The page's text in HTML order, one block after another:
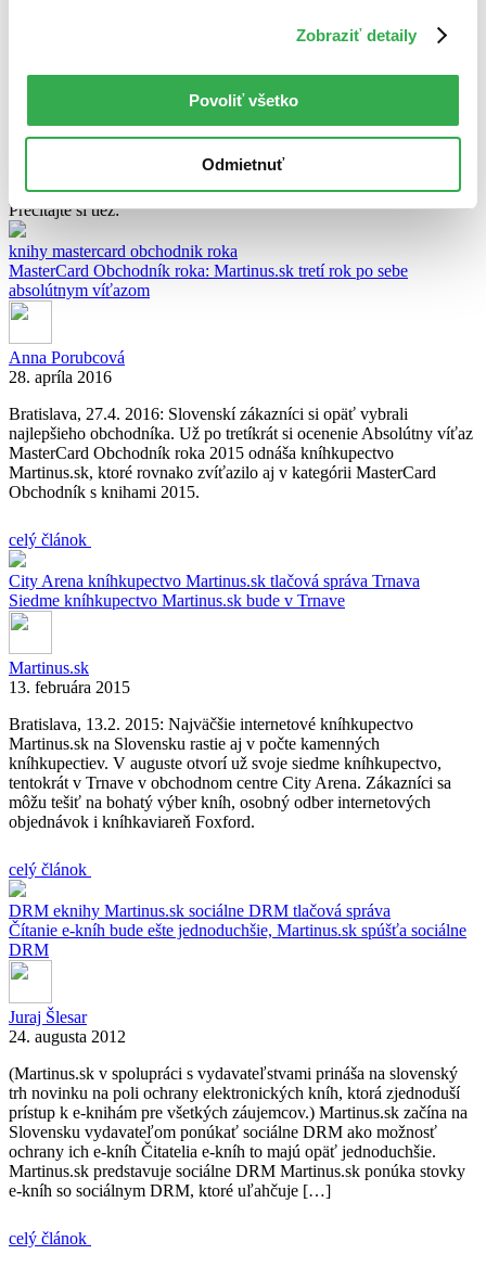
Zobraziť detaily
Povoliť všetko
Odmietnuť
ďalšie články autora
Prečítajte si tiež:
knihy mastercard obchodnik roka
MasterCard Obchodník roka: Martinus.sk tretí rok po sebe
absolútnym víťazom
Anna Porubcová
28. apríla 2016
Bratislava, 27.4. 2016: Slovenskí zákazníci si opäť vybrali
najlepšieho obchodníka. Už po tretíkrát si ocenenie Absolútny víťaz
MasterCard Obchodník roka 2015 odnáša kníhkupectvo
Martinus.sk, ktoré rovnako zvíťazilo aj v kategórii MasterCard
Obchodník s knihami 2015.
celý článok
City Arena kníhkupectvo Martinus.sk tlačová správa Trnava
Siedme kníhkupectvo Martinus.sk bude v Trnave
Martinus.sk
13. februára 2015
Bratislava, 13.2. 2015: Najväčšie internetové kníhkupectvo
Martinus.sk na Slovensku rastie aj v počte kamenných
kníhkupectiev. V auguste otvorí už svoje siedme kníhkupectvo,
tentokrát v Trnave v obchodnom centre City Arena. Zákazníci sa
môžu tešiť na bohatý výber kníh, osobný odber internetových
objednávok i kníhkaviareň Foxford.
celý článok
DRM eknihy Martinus.sk sociálne DRM tlačová správa
Čítanie e-kníh bude ešte jednoduchšie, Martinus.sk spúšťa sociálne
DRM
Juraj Šlesar
24. augusta 2012
(Martinus.sk v spolupráci s vydavateľstvami prináša na slovenský
trh novinku na poli ochrany elektronických kníh, ktorá zjednoduší
prístup k e-knihám pre všetkých záujemcov.) Martinus.sk začína na
Slovensku vydavateľom ponúkať sociálne DRM ako možnosť
ochrany ich e-kníh Čitatelia e-kníh to majú opäť jednoduchšie.
Martinus.sk predstavuje sociálne DRM Martinus.sk ponúka stovky
e-kníh so sociálnym DRM, ktoré uľahčuje […]
celý článok